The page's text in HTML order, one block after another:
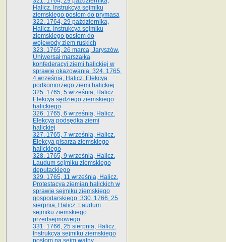
Halicz. Instrukcya sejmiku
ziemskiego posłom do prymasa
322. 1764, 29 października,
Halicz. Instrukcya sejmiku
ziemskiego posłom do
wojewody ziem ruskich
323. 1765, 26 marca, Jaryszów.
Uniwersał marszałka
konfederacyi ziemi halickiej w
sprawie okazowania. 324. 1765,
4 września, Halicz. Elekcya
podkomorzego ziemi halickiej
325. 1765, 5 września, Halicz.
Elekcya sędziego ziemskiego
halickiego
326. 1765, 6 września, Halicz.
Elekcya podsędka ziemi
halickiej
327. 1765, 7 września, Halicz.
Elekcya pisarza ziemskiego
halickiego
328. 1765, 9 września, Halicz.
Laudum sejmiku ziemskiego
deputackiego
329. 1765, 11 września, Halicz.
Protestacya ziemian halickich w
sprawie sejmiku ziemskiego
gospodarskiego. 330. 1766, 25
sierpnia, Halicz. Laudum
sejmiku ziemskiego
przedsejmowego
331. 1766, 25 sierpnia, Halicz.
Instrukcya sejmiku ziemskiego
posłom na sejm walny